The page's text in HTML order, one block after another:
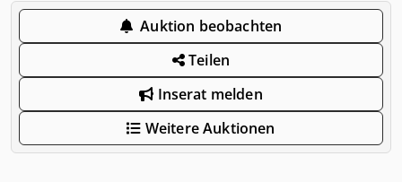
Auktion beobachten
Teilen
Inserat melden
Weitere Auktionen